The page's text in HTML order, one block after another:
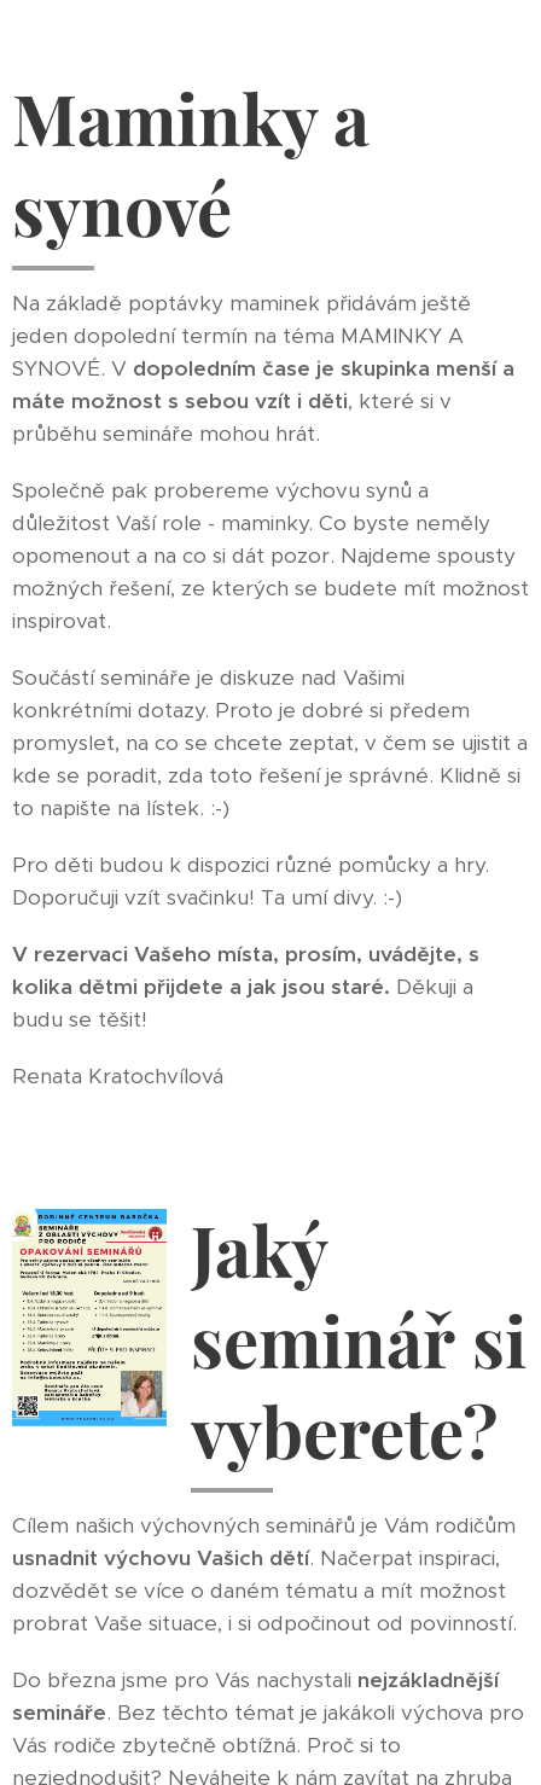
Maminky a
synové
Na základě poptávky maminek přidávám ještě
jeden dopolední termín na téma MAMINKY A
SYNOVÉ. V dopoledním čase je skupinka menší a
máte možnost s sebou vzít i děti, které si v
průběhu semináře mohou hrát.
Společně pak probereme výchovu synů a
důležitost Vaší role - maminky. Co byste neměly
opomenout a na co si dát pozor. Najdeme spousty
možných řešení, ze kterých se budete mít možnost
inspirovat.
Součástí semináře je diskuze nad Vašimi
konkrétními dotazy. Proto je dobré si předem
promyslet, na co se chcete zeptat, v čem se ujistit a
kde se poradit, zda toto řešení je správné. Klidně si
to napište na lístek. :-)
Pro děti budou k dispozici různé pomůcky a hry.
Doporučuji vzít svačinku! Ta umí divy. :-)
V rezervaci Vašeho místa, prosím, uvádějte, s
kolika dětmi přijdete a jak jsou staré. Děkuji a
budu se těšit!
Renata Kratochvílová
Jaký
seminář si
vyberete?
Cílem našich výchovných seminářů je Vám rodičům
usnadnit výchovu Vašich dětí. Načerpat inspiraci,
dozvědět se více o daném tématu a mít možnost
probrat Vaše situace, i si odpočinout od povinností.
Do března jsme pro Vás nachystali nejzákladnější
semináře. Bez těchto témat je jakákoli výchova pro
Vás rodiče zbytečně obtížná. Proč si to
nezjednodušit? Neváhejte k nám zavítat na zhruba